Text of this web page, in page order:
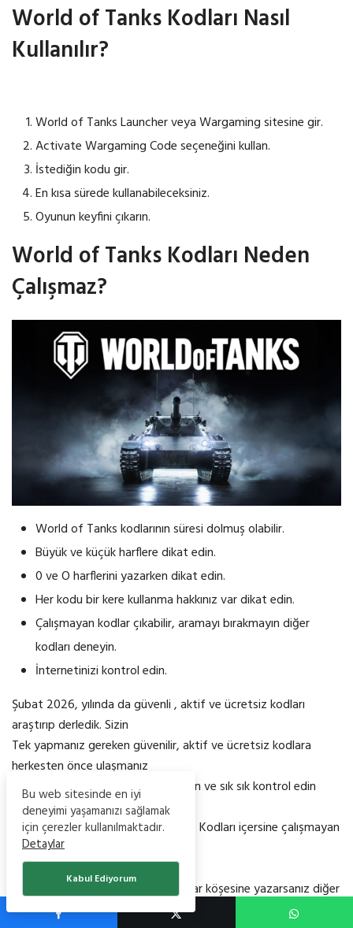
World of Tanks Kodları Nasıl
Kullanılır?
World of Tanks Launcher veya Wargaming sitesine gir.
Activate Wargaming Code seçeneğini kullan.
İstediğin kodu gir.
En kısa sürede kullanabileceksiniz.
Oyunun keyfini çıkarın.
World of Tanks Kodları Neden
Çalışmaz?
World of Tanks kodlarının süresi dolmuş olabilir.
Büyük ve küçük harflere dikat edin.
0 ve O harflerini yazarken dikat edin.
Her kodu bir kere kullanma hakkınız var dikat edin.
Çalışmayan kodlar çıkabilir, aramayı bırakmayın diğer
kodları deneyin.
İnternetinizi kontrol edin.
Şubat 2026, yılında da güvenli , aktif ve ücretsiz kodları
araştırıp derledik. Sizin
Tek yapmanız gereken güvenilir, aktif ve ücretsiz kodlara
herkesten önce ulaşmanız
için sayfayı yer yer imlerinize ekleyin ve sık sık kontrol edin
çünkü sayfa hergün
güncellenmektedir. World of Tanks Kodları içersine çalışmayan
kodlar çıkarsa bize yazın
önlemini alalım.
Bildiğiniz aktif kodlar varsa yorumlar köşesine yazarsanız diğer
oyuncu arkadaşlarınızda
Bu web sitesinde en iyi
deneyimi yaşamanızı sağlamak
için çerezler kullanılmaktadır.
Detaylar
Kabul Ediyorum